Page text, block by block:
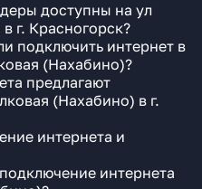
доступны на ул
г. Красногорск?
подключить интернет в
(Нахабино)?
предлагают
(Нахабино) в г.
интернета и
интернета